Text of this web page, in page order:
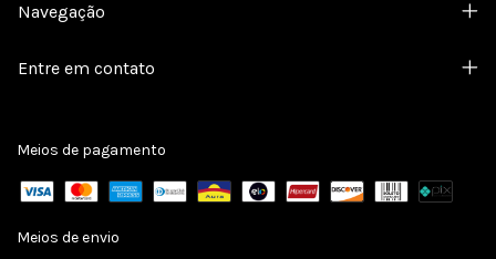
Navegação
Entre em contato
Meios de pagamento
Meios de envio